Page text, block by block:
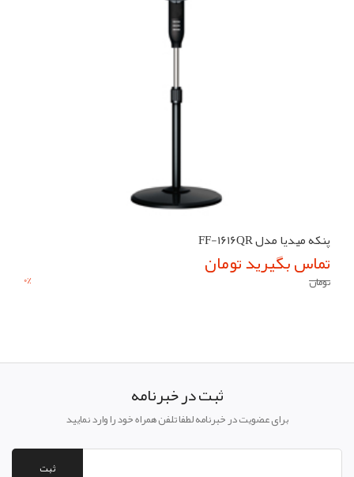
پنکه میدیا مدل FF-1616QR
تماس بگیرید تومان
تومان 0%
ثبت در خبرنامه
برای عضویت در خبرنامه لطفا تلفن همراه خود را وارد نمایید
ثبت